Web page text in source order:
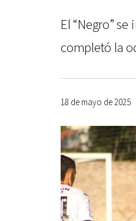
El “Negro”
completó la
18 de mayo de 2025